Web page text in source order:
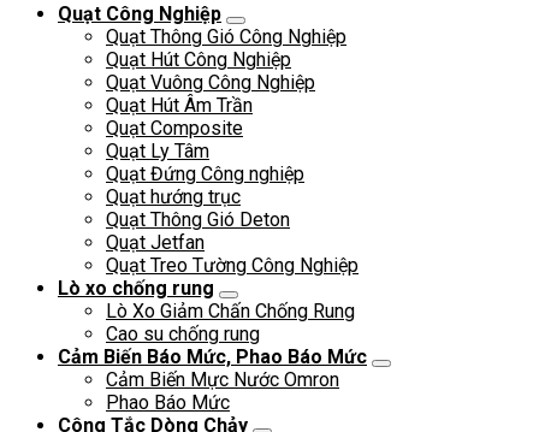
Quạt Công Nghiệp
Quạt Thông Gió Công Nghiệp
Quạt Hút Công Nghiệp
Quạt Vuông Công Nghiệp
Quạt Hút Âm Trần
Quạt Composite
Quạt Ly Tâm
Quạt Đứng Công nghiệp
Quạt hướng trục
Quạt Thông Gió Deton
Quạt Jetfan
Quạt Treo Tường Công Nghiệp
Lò xo chống rung
Lò Xo Giảm Chấn Chống Rung
Cao su chống rung
Cảm Biến Báo Mức, Phao Báo Mức
Cảm Biến Mực Nước Omron
Phao Báo Mức
Công Tắc Dòng Chảy